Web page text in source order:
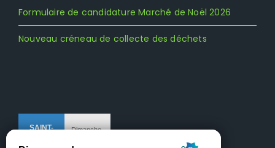
Formulaire de candidature Marché de Noël 2026
Nouveau créneau de collecte des déchets